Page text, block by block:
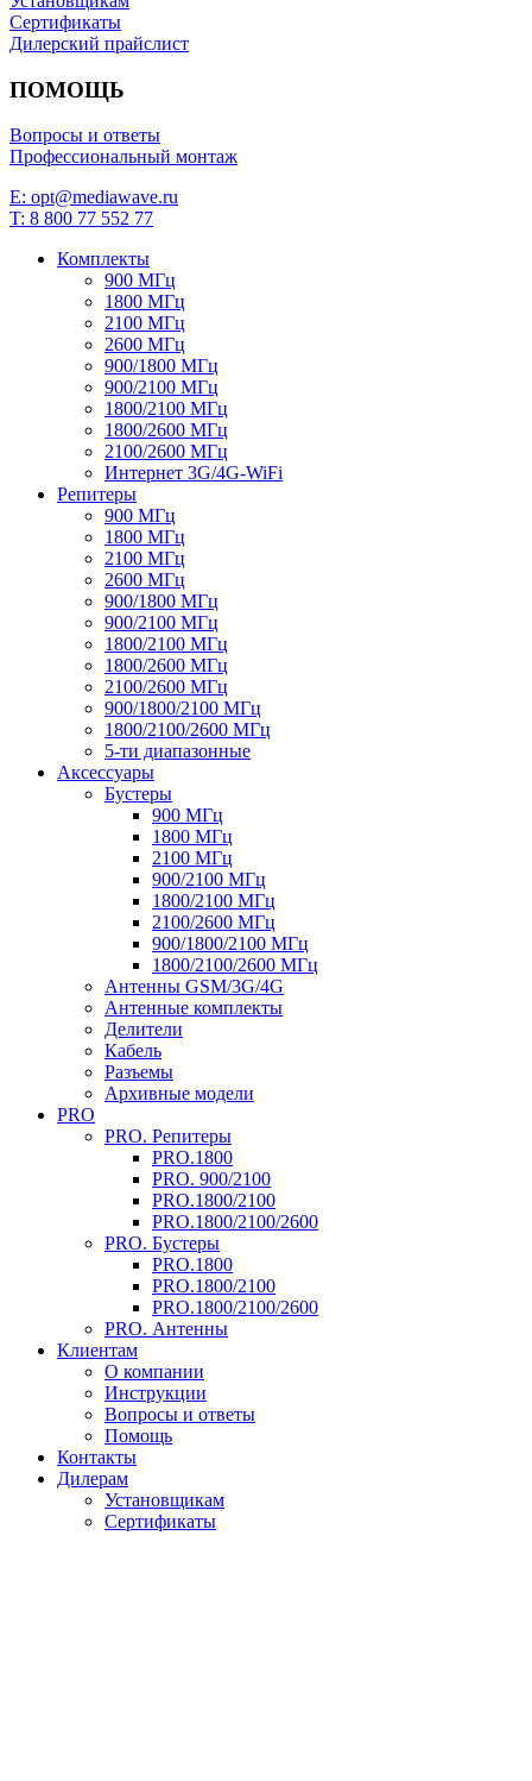
Сертификаты
Дилерский прайслист
ПОМОЩЬ
Вопросы и ответы
Профессиональный монтаж
E: opt@mediawave.ru
T: 8 800 77 552 77
Комплекты
900 МГц
1800 МГц
2100 МГц
2600 МГц
900/1800 МГц
900/2100 МГц
1800/2100 МГц
1800/2600 МГц
2100/2600 МГц
Интернет 3G/4G-WiFi
Репитеры
900 МГц
1800 МГц
2100 МГц
2600 МГц
900/1800 МГц
900/2100 МГц
1800/2100 МГц
1800/2600 МГц
2100/2600 МГц
900/1800/2100 МГц
1800/2100/2600 МГц
5-ти диапазонные
Аксессуары
Бустеры
900 МГц
1800 МГц
2100 МГц
900/2100 МГц
1800/2100 МГц
2100/2600 МГц
900/1800/2100 МГц
1800/2100/2600 МГц
Антенны GSM/3G/4G
Антенные комплекты
Делители
Кабель
Разъемы
Архивные модели
PRO
PRO. Репитеры
PRO.1800
PRO. 900/2100
PRO.1800/2100
PRO.1800/2100/2600
PRO. Бустеры
PRO.1800
PRO.1800/2100
PRO.1800/2100/2600
PRO. Антенны
Клиентам
О компании
Инструкции
Вопросы и ответы
Помощь
Контакты
Дилерам
Установщикам
Сертификаты